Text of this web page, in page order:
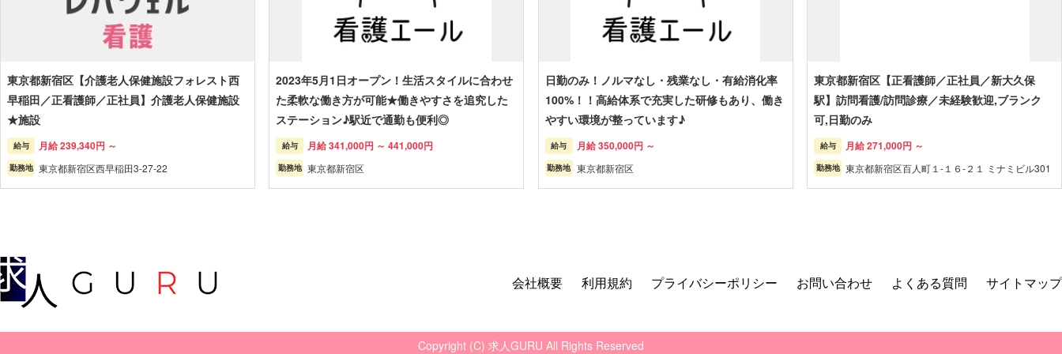
東京都新宿区【介護老人保健施設フォレスト西
早稲田／正看護師／正社員】介護老人保健施設
★施設
給与 月給 239,340円 ～
勤務地 東京都新宿区西早稲田3-27-22
2023年5月1日オープン！生活スタイルに合わせ
た柔軟な働き方が可能★働きやすさを追究した
ステーション♪駅近で通勤も便利◎
給与 月給 341,000円 ～ 441,000円
勤務地 東京都新宿区
日勤のみ！ノルマなし・残業なし・有給消化率
100%！！高給体系で充実した研修もあり、働き
やすい環境が整っています♪
給与 月給 350,000円 ～
勤務地 東京都新宿区
東京都新宿区【正看護師／正社員／新大久保
駅】訪問看護/訪問診療／未経験歓迎,ブランク
可,日勤のみ
給与 月給 271,000円 ～
勤務地 東京都新宿区百人町１-１６-２１ ミナミビル301
会社概要 利用規約 プライバシーポリシー お問い合わせ よくある質問 サイトマップ
Copyright (C) 求人GURU All Rights Reserved